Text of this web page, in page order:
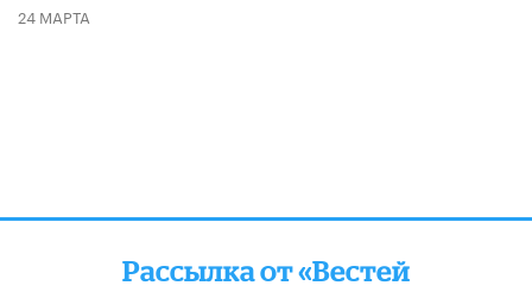
24 МАРТА
Рассылка от «Вестей